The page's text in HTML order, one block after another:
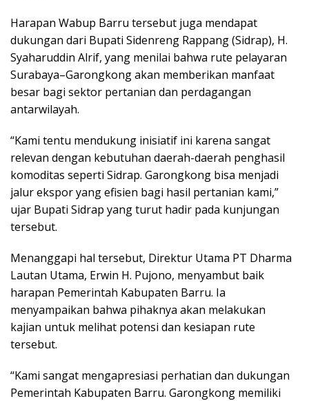
Harapan Wabup Barru tersebut juga mendapat
dukungan dari Bupati Sidenreng Rappang (Sidrap), H.
Syaharuddin Alrif, yang menilai bahwa rute pelayaran
Surabaya–Garongkong akan memberikan manfaat
besar bagi sektor pertanian dan perdagangan
antarwilayah.
“Kami tentu mendukung inisiatif ini karena sangat
relevan dengan kebutuhan daerah-daerah penghasil
komoditas seperti Sidrap. Garongkong bisa menjadi
jalur ekspor yang efisien bagi hasil pertanian kami,”
ujar Bupati Sidrap yang turut hadir pada kunjungan
tersebut.
Menanggapi hal tersebut, Direktur Utama PT Dharma
Lautan Utama, Erwin H. Pujono, menyambut baik
harapan Pemerintah Kabupaten Barru. Ia
menyampaikan bahwa pihaknya akan melakukan
kajian untuk melihat potensi dan kesiapan rute
tersebut.
“Kami sangat mengapresiasi perhatian dan dukungan
Pemerintah Kabupaten Barru. Garongkong memiliki